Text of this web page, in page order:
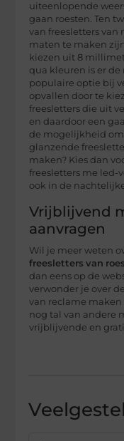
uiteenlopende
gaan roesten. Ten
van freesletters van
maten te maken
kiezen uit 8
qua kleuren is er
populaire optie bij
opvallen door te
freesletters die uit
en daardoor een
de mogelijkheid
glanzende
maken? Kies dan
freesletters me led-
ook in de
Vrijblijvend
aanvragen
Wil je meer weten
freesletters van
dan eens op de
verwonder je over
van reclame maken
nog tal van andere
vrijblijvende en